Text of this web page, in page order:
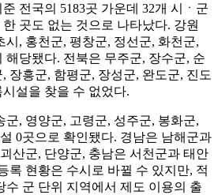
전국의 5183곳 가운데 32개 시ㆍ군
곳도 없는 것으로 나타났다. 강원
시, 홍천군, 평창군, 정선군, 화천군,
해당됐다. 전북은 무주군, 장수군, 순
장흥군, 함평군, 장성군, 완도군, 진도
설을 찾을 수 없었다.
군, 영양군, 고령군, 성주군, 봉화군,
0곳으로 확인됐다. 경남은 남해군과
산군, 단양군, 충남은 서천군과 태안
록 현황은 수시로 바뀔 수 있지만, 적
수 군 단위 지역에서 제도 이용의 출